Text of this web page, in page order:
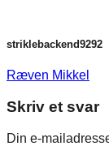
striklebackend9292
Ræven Mikkel
Skriv et svar
Din e-